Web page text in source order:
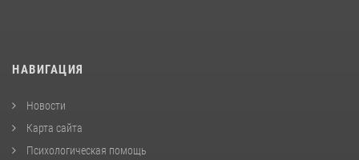
НАВИГАЦИЯ
Новости
Карта сайта
Психологическая помощь